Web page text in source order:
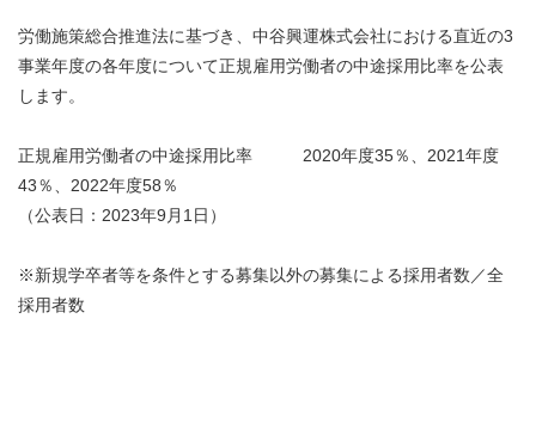
労働施策総合推進法に基づき、中谷興運株式会社における直近の3
事業年度の各年度について正規雇用労働者の中途採用比率を公表
します。
正規雇用労働者の中途採用比率 2020年度35％、2021年度
43％、2022年度58％
（公表日：2023年9月1日）
※新規学卒者等を条件とする募集以外の募集による採用者数／全
採用者数